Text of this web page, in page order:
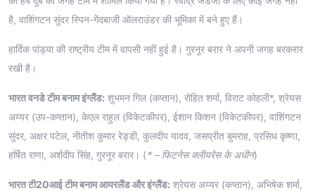
है, वाशिंगटन सुंदर स्पिन-गेंदबाजी ऑलराउंडर की भूमिका में बने हुए हैं।
हार्दिक पांड्या की राष्ट्रीय टीम में वापसी नहीं हुई है। गुरनूर बरार ने अपनी जगह बरकरार
रखी है।
भारत वनडे टीम बनाम इंग्लैंड: शुभमन गिल (कप्तान), रोहित शर्मा, विराट कोहली*, श्रेयस
अय्यर (उप-कप्तान), केएल राहुल (विकेटकीपर), ईशान किशन (विकेटकीपर), वाशिंगटन
सुंदर, अक्षर पटेल, नीतीश कुमार रेड्डी, कुलदीप यादव, जसप्रीत बुमराह, प्रसिध कृष्णा,
हर्षित राणा, अर्शदीप सिंह, गुरनूर बरार। (* – फिटनेस क्लीयरेंस के अधीन)
भारत टी20आई टीम बनाम आयरलैंड और इंग्लैंड: श्रेयस अय्यर (कप्तान), अभिषेक शर्मा,